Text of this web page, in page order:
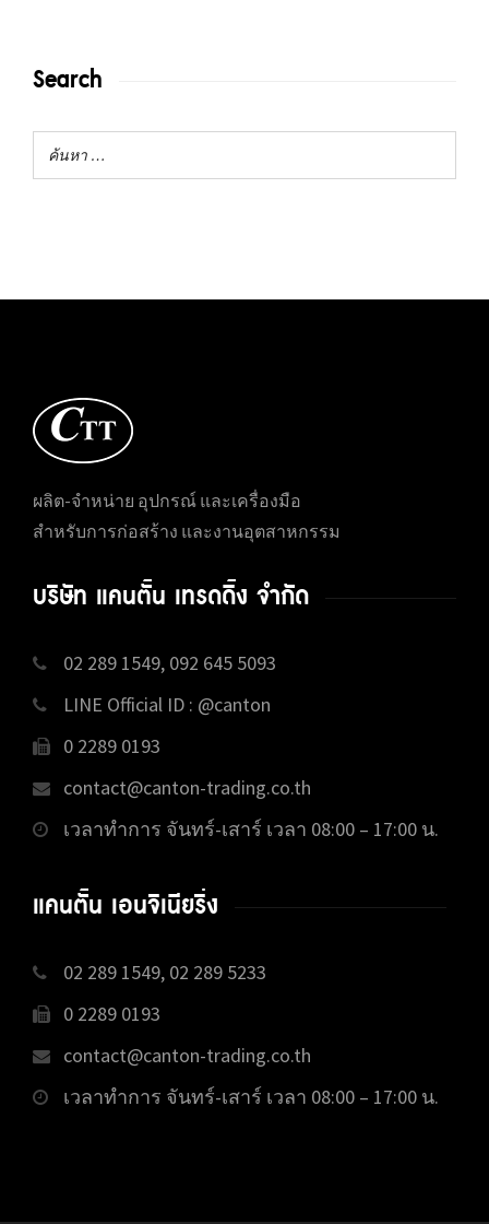
Search
ผลิต-จำหน่าย อุปกรณ์ และเครื่องมือ
สำหรับการก่อสร้าง และงานอุตสาหกรรม
บริษัท แคนตั้น เทรดดิ้ง จำกัด
02 289 1549, 092 645 5093
LINE Official ID : @canton
0 2289 0193
contact@canton-trading.co.th
เวลาทำการ จันทร์-เสาร์ เวลา 08:00 – 17:00 น.
แคนตั้น เอนจิเนียริ่ง
02 289 1549, 02 289 5233
0 2289 0193
contact@canton-trading.co.th
เวลาทำการ จันทร์-เสาร์ เวลา 08:00 – 17:00 น.